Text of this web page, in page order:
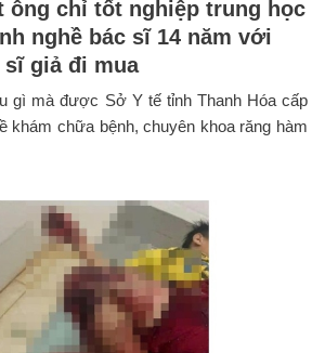
ông chỉ tốt nghiệp trung học
nghề bác sĩ 14 năm với
sĩ giả đi mua
gì mà được Sở Y tế tỉnh Thanh Hóa cấp
khám chữa bệnh, chuyên khoa răng hàm